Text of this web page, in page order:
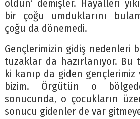
oldun’ demişler. Hayalleri
bir çoğu umduklarını
çoğu da dönemedi.
Gençlerimizin gidiş nedenleri
tuzaklar da hazırlanıyor. Bu
ki kanıp da giden
bizim. Örgütün o bölgede
sonucunda, o çocukların
sonucu gidenler de var